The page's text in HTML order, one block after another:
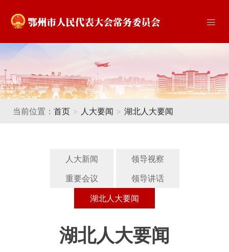
当前位置： 首页 > 人大要闻 > 湖北人大要闻
人大新闻
领导视察
重要会议
领导讲话
湖北人大要闻
湖北人大要闻